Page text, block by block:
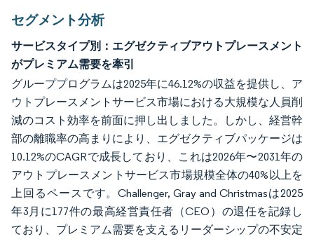
セグメント分析
サービスタイプ別：エグゼクティブアウトプレースメント
がプレミアム需要を牽引
グループプログラムは2025年に46.12%の収益を提供し、ア
ウトプレースメントサービス市場における大規模な人員削
減のコスト効率を前面に押し出しました。しかし、経営幹
部の離職率の高まりにより、エグゼクティブパッケージは
10.12%のCAGRで成長しており、これは2026年〜2031年の
アウトプレースメントサービス市場規模全体の40%以上を
上回るペースです。Challenger, Gray and Christmasは2025
年3月に177件の最高経営責任者（CEO）の退任を記録し
ており、プレミアム需要を支えるリーダーシップの不安定